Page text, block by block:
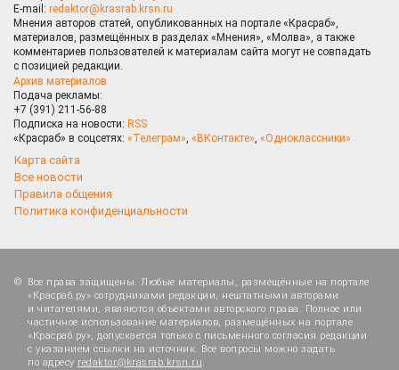
E-mail: redaktor@krasrab.krsn.ru
Мнения авторов статей, опубликованных на портале «Красраб»,
материалов, размещённых в разделах «Мнения», «Молва», а также
комментариев пользователей к материалам сайта могут не совпадать
с позицией редакции.
Архив материалов
Подача рекламы:
+7 (391) 211-56-88
Подписка на новости: RSS
«Красраб» в соцсетях: «Телеграм», «ВКонтакте», «Одноклассники»
Карта сайта
Все новости
Правила общения
Политика конфиденциальности
Все права защищены. Любые материалы, размещённые на портале
«Красраб.ру» сотрудниками редакции, нештатными авторами
и читателями, являются объектами авторского права. Полное или
частичное использование материалов, размещённых на портале
«Красраб.ру», допускается только с письменного согласия редакции
с указанием ссылки на источник. Все вопросы можно задать
по адресу redaktor@krasrab.krsn.ru.